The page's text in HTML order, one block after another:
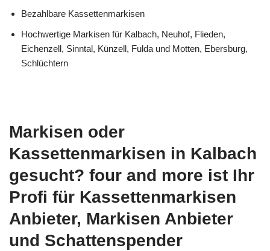
Bezahlbare Kassettenmarkisen
Hochwertige Markisen für Kalbach, Neuhof, Flieden,
Eichenzell, Sinntal, Künzell, Fulda und Motten, Ebersburg,
Schlüchtern
Markisen oder
Kassettenmarkisen in Kalbach
gesucht? four and more ist Ihr
Profi für Kassettenmarkisen
Anbieter, Markisen Anbieter
und Schattenspender